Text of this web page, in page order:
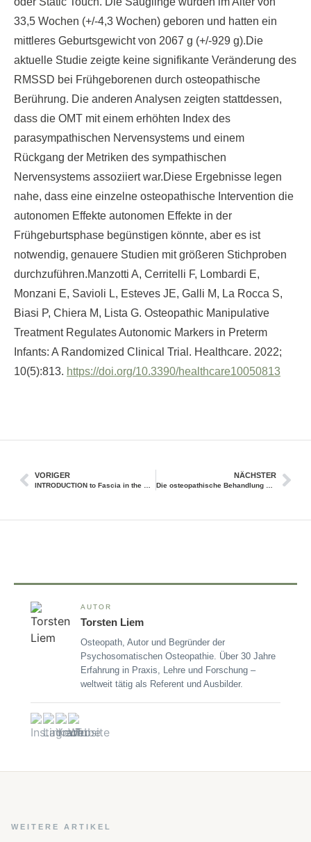
33,5 Wochen (+/-4,3 Wochen) geboren und hatten ein
mittleres Geburtsgewicht von 2067 g (+/-929 g).Die
aktuelle Studie zeigte keine signifikante Veränderung des
RMSSD bei Frühgeborenen durch osteopathische
Berührung. Die anderen Analysen zeigten stattdessen,
dass die OMT mit einem erhöhten Index des
parasympathischen Nervensystems und einem
Rückgang der Metriken des sympathischen
Nervensystems assoziiert war.Diese Ergebnisse legen
nahe, dass eine einzelne osteopathische Intervention die
autonomen Effekte autonomen Effekte in der
Frühgeburtsphase begünstigen könnte, aber es ist
notwendig, genauere Studien mit größeren Stichproben
durchzuführen.Manzotti A, Cerritelli F, Lombardi E,
Monzani E, Savioli L, Esteves JE, Galli M, La Rocca S,
Biasi P, Chiera M, Lista G. Osteopathic Manipulative
Treatment Regulates Autonomic Markers in Preterm
Infants: A Randomized Clinical Trial. Healthcare. 2022;
10(5):813. https://doi.org/10.3390/healthcare10050813
VORIGER
INTRODUCTION to Fascia in the Osteopathic Field
NÄCHSTER
Die osteopathische Behandlung als (en)aktive Inferenz
AUTOR
Torsten Liem
Osteopath, Autor und Begründer der
Psychosomatischen Osteopathie. Über 30 Jahre
Erfahrung in Praxis, Lehre und Forschung –
weltweit tätig als Referent und Ausbilder.
WEITERE ARTIKEL